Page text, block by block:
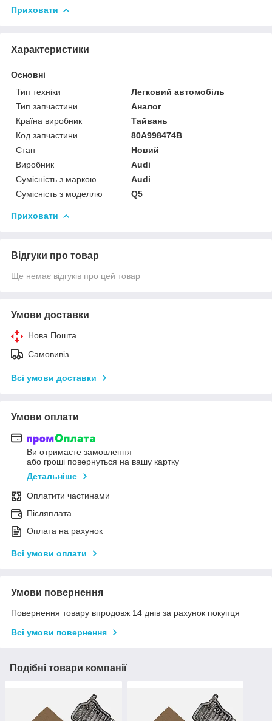
Приховати
Характеристики
Основні
Тип техніки
Легковий автомобіль
Тип запчастини
Аналог
Країна виробник
Тайвань
Код запчастини
80A998474B
Стан
Новий
Виробник
Audi
Сумісність з маркою
Audi
Сумісність з моделлю
Q5
Приховати
Відгуки про товар
Ще немає відгуків про цей товар
Умови доставки
Нова Пошта
Самовивіз
Всі умови доставки
Умови оплати
Ви отримаєте замовлення
або гроші повернуться на вашу картку
Детальніше
Оплатити частинами
Післяплата
Оплата на рахунок
Всі умови оплати
Умови повернення
Повернення товару впродовж 14 днів за рахунок покупця
Всі умови повернення
Подібні товари компанії